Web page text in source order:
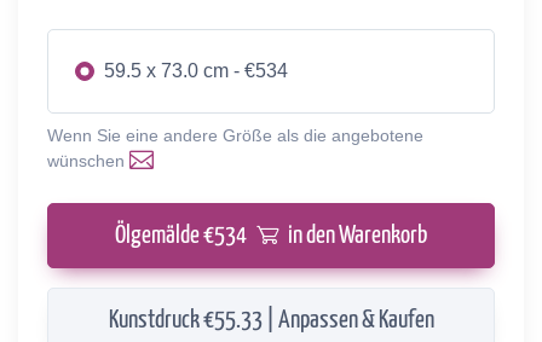
59.5 x 73.0 cm - €534
Wenn Sie eine andere Größe als die angebotene
wünschen
Ölgemälde €534 in den Warenkorb
Kunstdruck €55.33 | Anpassen & Kaufen